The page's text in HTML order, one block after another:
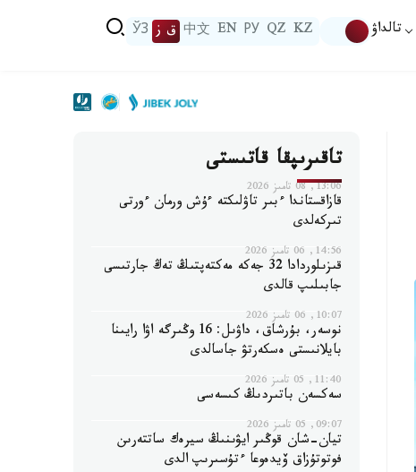
تالداۋ KZ
QZ
РУ
EN
中文 ق ز ЎЗ
تاقىرىپقا قاتىستى
13:06, 08 تامىز 2026
قازاقستاندا ءبىر تاۋلىكتە ءۇش ورمان ءورتى
تىركەلدى
14:56, 06 تامىز 2026
قىزىلوردادا 32 جەكە مەكتەپتىڭ تەڭ جارتىسى
جابىلىپ قالدى
10:07, 06 تامىز 2026
نوسەر، بۇرشاق، داۋىل: 16 وڭىرگە اۋا رايىنا
بايلانىستى ەسكەرتۋ جاسالدى
11:40, 05 تامىز 2026
سەكسەن باتىردىڭ كىسەسى
09:07, 05 تامىز 2026
تيان-شان قوڭىر ايۋىنىڭ سيرەك ساتتەرىن
فوتوتۇزاق ۆيدەوعا ءتۇسىرىپ الدى